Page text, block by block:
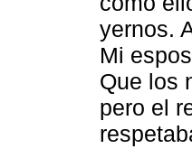
yernos.
Mi
Que los
pero el